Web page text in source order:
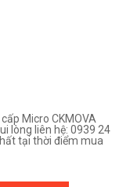
Micro CKMOVA
lòng liên hệ: 0939 24
tại thời điểm mua